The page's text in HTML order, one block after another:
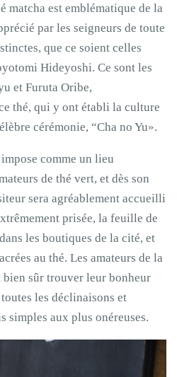
matcha est emblématique de la
par les seigneurs de toute
que ce soient celles
Hideyoshi. Ce sont les
et Furuta Oribe,
thé, qui y ont établi la culture
cérémonie, “Cha no Yu».
comme un lieu
de thé vert, et dès son
sera agréablement accueilli
prisée, la feuille de
les boutiques de la cité, et
au thé. Les amateurs de la
sûr trouver leur bonheur
les déclinaisons et
simples aux plus onéreuses.